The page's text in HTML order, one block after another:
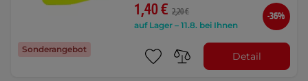
Sonderangebot
1,40 € 2,20 €
auf Lager – 11.8. bei Ihnen
-36%
Detail